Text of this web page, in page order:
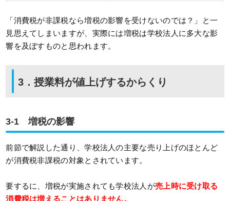
「消費税が非課税なら増税の影響を受けないのでは？」と一
見思えてしまいますが、実際には増税は学校法人に多大な影
響を及ぼすものと思われます。
3．授業料が値上げするからくり
3-1 増税の影響
前節で解説した通り、学校法人の主要な売り上げのほとんど
が消費税非課税の対象とされています。
要するに、増税が実施されても学校法人が売上時に受け取る
消費税は増えることはありません。